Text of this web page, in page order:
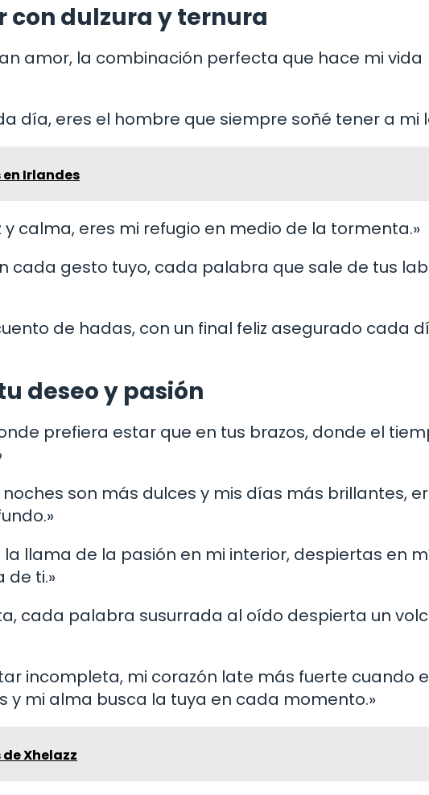
con dulzura y ternura
amor, la combinación perfecta que hace mi vida
día, eres el hombre que siempre soñé tener a mi
en Irlandes
y calma, eres mi refugio en medio de la tormenta.»
cada gesto tuyo, cada palabra que sale de tus
de hadas, con un final feliz asegurado cada
deseo y pasión
prefiera estar que en tus brazos, donde el
noches son más dulces y mis días más brillantes,
llama de la pasión en mi interior, despiertas en
de ti.»
cada palabra susurrada al oído despierta un
incompleta, mi corazón late más fuerte cuando
y mi alma busca la tuya en cada momento.»
de Xhelazz